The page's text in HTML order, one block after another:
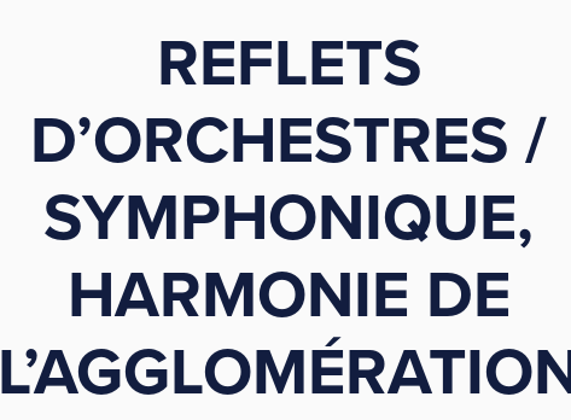
REFLETS
D’ORCHESTRES /
SYMPHONIQUE,
HARMONIE DE